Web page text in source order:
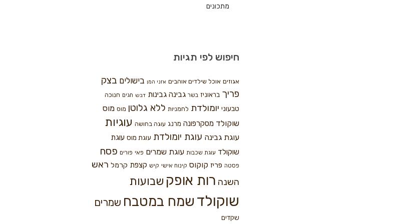
מתכונים
חיפוש לפי תגיות
אגוזים אוכל שילדים אוהבים אזני המן בישולים בצק
פריך בראוניז בשר גבינה גבינות דבש חגים חנוכה
טבעוני יומולדת לחמניות ללא גלוטן מוס מוס
שוקולד מסקרפונה מרנג עוגה בחושה עוגיות
עוגת גבינה עוגת יומולדת עוגת מוס עוגת
שוקולד עוגת שכבות עוגת שמרים פאי פורים פסח
פסטה פריז קוקוס קינוח אישי קיש קצפת קרמל ראש
השנה רות אופק שבועות
שוקולד שמח במטבח שמרים
שקדים